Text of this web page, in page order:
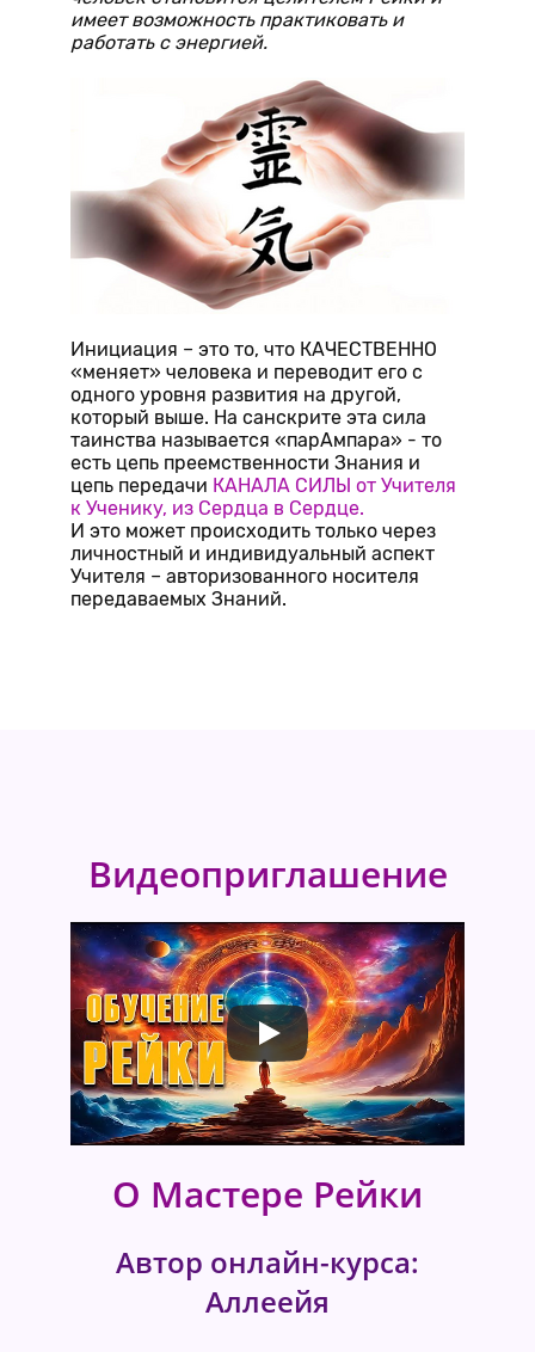
имеет возможность практиковать и
работать с энергией.
Инициация – это то, что КАЧЕСТВЕННО
«меняет» человека и переводит его с
одного уровня развития на другой,
который выше. На санскрите эта сила
таинства называется «парАмпара» - то
есть цепь преемственности Знания и
цепь передачи КАНАЛА СИЛЫ от Учителя
к Ученику, из Сердца в Сердце.
И это может происходить только через
личностный и индивидуальный аспект
Учителя – авторизованного носителя
передаваемых Знаний.
Видеоприглашение
О Мастере Рейки
Автор онлайн-курса:
Аллеейя